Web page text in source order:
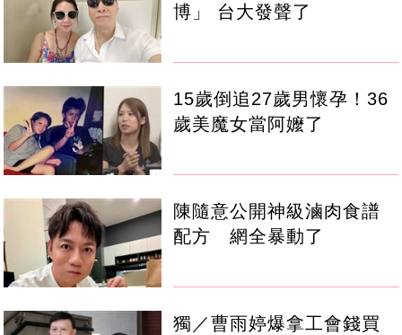
博」 台大發聲了
15歲倒追27歲男懷孕！36
歲美魔女當阿嬤了
陳隨意公開神級滷肉食譜
配方 網全暴動了
獨／曹雨婷爆拿工會錢買